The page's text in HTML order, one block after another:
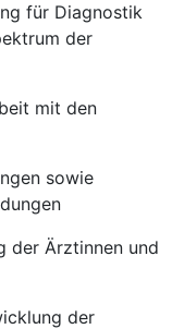
für Diagnostik
der
mit den
sowie
der Ärztinnen und
der